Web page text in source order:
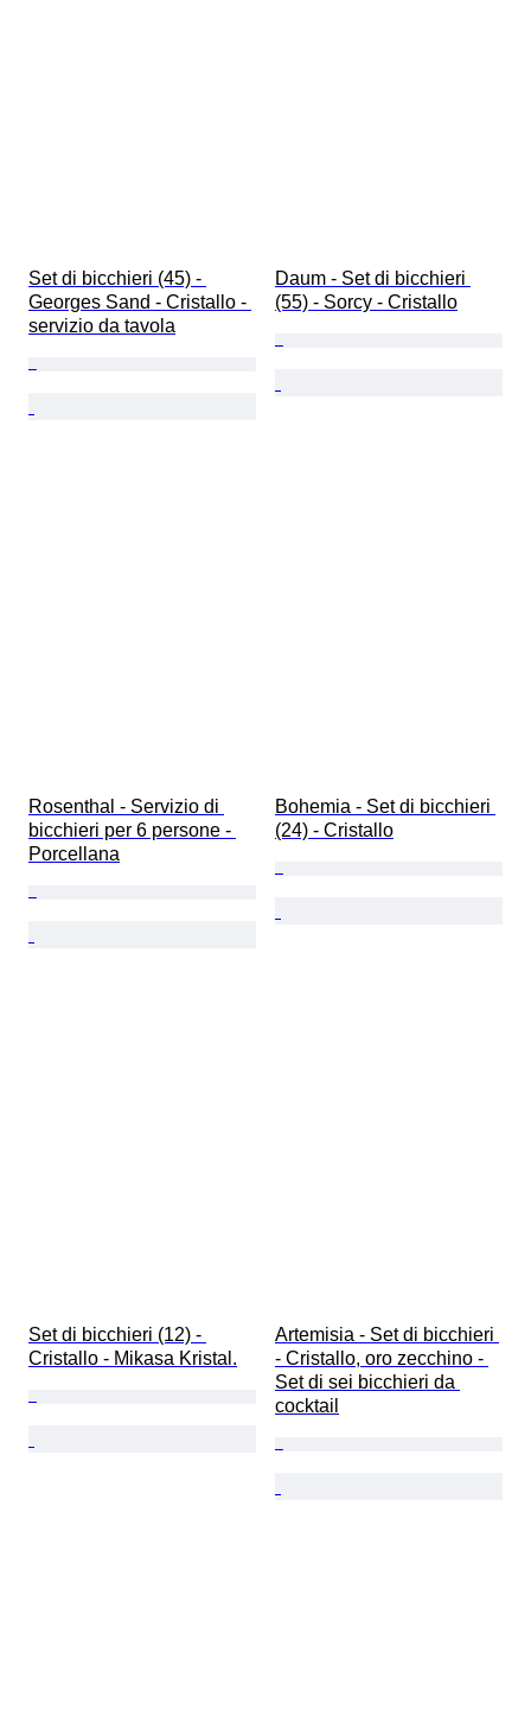
Set di bicchieri (45) -
Georges Sand - Cristallo -
servizio da tavola
Daum - Set di bicchieri
(55) - Sorcy - Cristallo
Rosenthal - Servizio di
bicchieri per 6 persone -
Porcellana
Bohemia - Set di bicchieri
(24) - Cristallo
Set di bicchieri (12) -
Cristallo - Mikasa Kristal.
Artemisia - Set di bicchieri
- Cristallo, oro zecchino -
Set di sei bicchieri da
cocktail